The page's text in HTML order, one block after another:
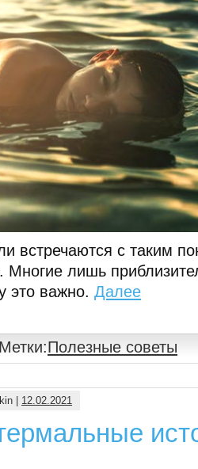
встречаются с таким
Многие лишь
это важно. Далее
Полезные советы
| 12.02.2021